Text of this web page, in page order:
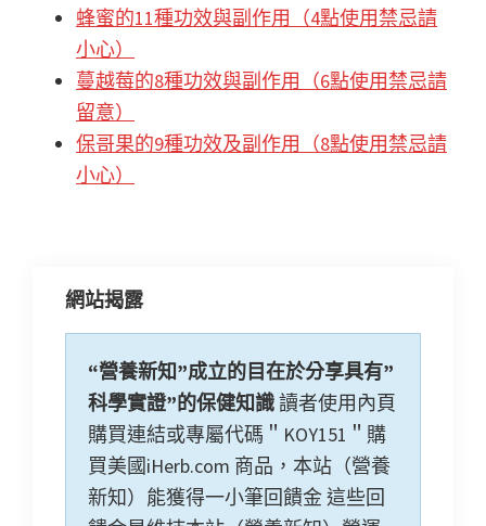
蜂蜜的11種功效與副作用（4點使用禁忌請
小心）
蔓越莓的8種功效與副作用（6點使用禁忌請
留意）
保哥果的9種功效及副作用（8點使用禁忌請
小心）
網站揭露
“營養新知”成立的目在於分享具有”
科學實證”的保健知識讀者使用內頁
購買連結或專屬代碼＂KOY151＂購
買美國iHerb.com 商品，本站（營養
新知）能獲得一小筆回饋金 這些回